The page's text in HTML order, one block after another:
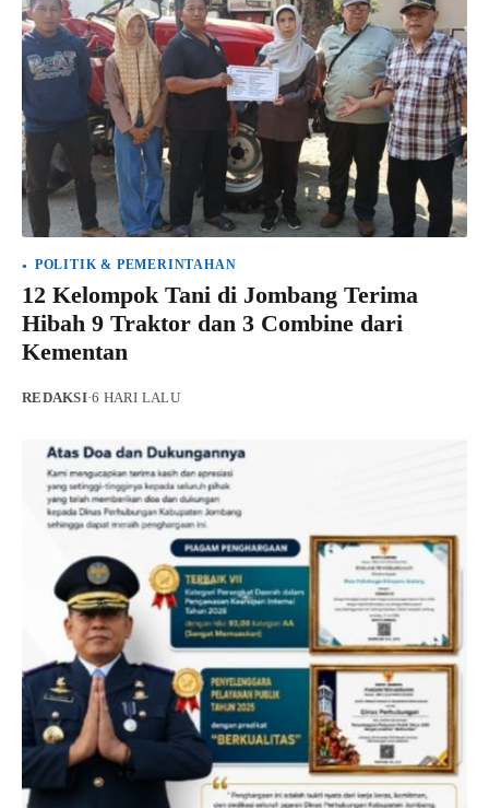
POLITIK & PEMERINTAHAN
12 Kelompok Tani di Jombang Terima
Hibah 9 Traktor dan 3 Combine dari
Kementan
REDAKSI·6 HARI LALU